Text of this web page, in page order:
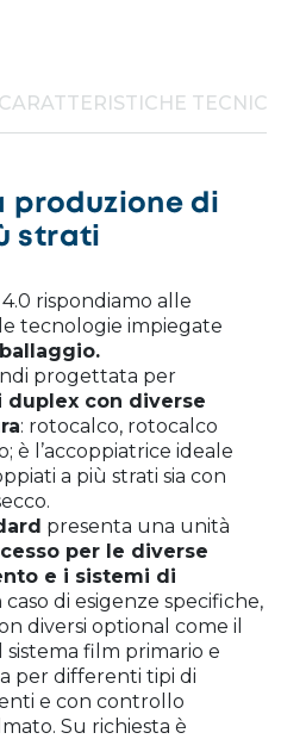
CARATTERISTICHE
produzione di
strati
rispondiamo alle
tecnologie impiegate
progettata per
duplex con diverse
: rotocalco, rotocalco
è l’accoppiatrice ideale
a più strati sia con
presenta una unità
per le diverse
e i sistemi di
caso di esigenze specifiche,
diversi optional come il
film primario e
per differenti tipi di
e con controllo
Su richiesta è